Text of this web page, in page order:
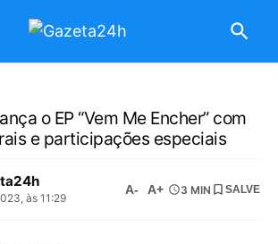
o EP “Vem Me Encher” com
e participações especiais
às 11:29
A- A+ 3 MIN SALVE